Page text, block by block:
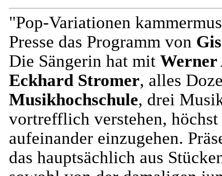
"Pop-Variationen
Presse das Programm von
Die Sängerin hat mit Werner
Eckhard Stromer, alles
Musikhochschule, drei
vortrefflich verstehen,
aufeinander einzugehen.
das hauptsächlich aus